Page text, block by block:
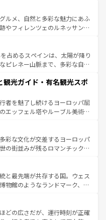
ルメ、自然と多彩な魅力にあふ
やフィレンツェのルネッサンス
田園風景やアマルフィ海岸の絶
ない。観光の合間には、本場の
イタリア料理を堪能することも
忘れられない旅をしてみよう！
は
占めるスペインは、太陽が降り
ピレネー山脈まで、多彩な自然
情熱的なフラメンコ、熱気あふ
タパスが生活の一部となってい
された雰囲気や、バルセロナの
地方では古代ローマ遺跡や中世
気候が異なるスペインはその個
性で訪れる人を魅了する。 なお、新着のスペイン情報は コ
しい。
観光ガイド・有名観光スポ
者を魅了し続けるヨーロッパ屈
エッフェル塔やルーブル美術館
いる。華麗な宮殿、歴史的な大
て豊かな自然が、訪れる者を心
ンスは美食の国としても知ら
であるランス、プロヴァンスの
、多彩な楽しみ方が可能だ。さ
魅力が溢れており、どの街角に
ぞれで全く異なる文化を体験で
、新着のフランス情報はコンテンツ一覧
彩な文化が交差するヨーロッパ
の街並みが残るロマンチック街
歩いても飽きることがない。ベ
エルン州のアルプスの絶景、そ
畑といった風景は必見。ビール
ほしい。 なお、新着の
覧を参照してほしい。
と最先端が共存する国。ウェス
物館のようなランドマーク、歴
る。また、優雅なアフタヌーン
まらない英国パブ、サッカー観
どの広さだが、運行時刻が正確